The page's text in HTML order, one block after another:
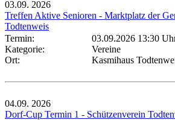
03.09. 2026
Treffen Aktive Senioren - Marktplatz der
Todtenweis
Termin:
03.09.2026 13:30
Kategorie:
Vereine
Ort:
Kasmihaus
04.09. 2026
Dorf-Cup Termin 1 - Schützenverein